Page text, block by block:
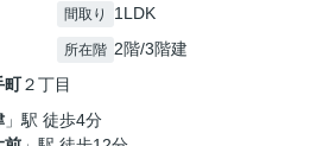
間取り 1LDK
所在階 2階/3階建
町２丁目
」駅 徒歩4分